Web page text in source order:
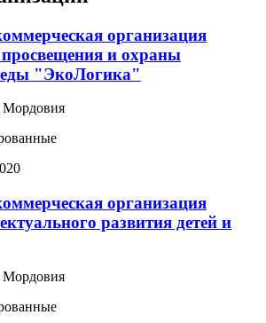
организация
просвещения и охраны
"ЭкоЛогика"
Мордовия
организация
развития детей и
Мордовия